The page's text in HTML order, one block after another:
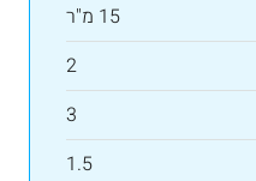
15 מ"ר
2
3
1.5